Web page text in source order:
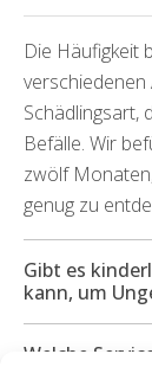
Die Häufigkeit
verschiedenen
Schädlingsart,
Befälle. Wir
zwölf
genug zu
Gibt es
kann, um
Welche